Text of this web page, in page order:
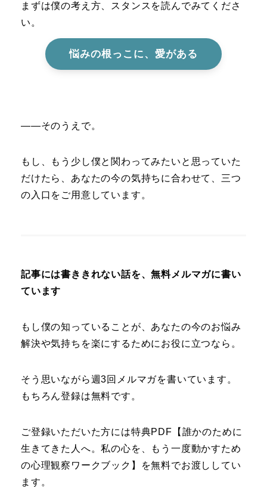
まずは僕の考え方、スタンスを読んでみてくださ
い。
悩みの根っこに、愛がある
――そのうえで。
もし、もう少し僕と関わってみたいと思っていた
だけたら、あなたの今の気持ちに合わせて、三つ
の入口をご用意しています。
記事には書ききれない話を、無料メルマガに書い
ています
もし僕の知っていることが、あなたの今のお悩み
解決や気持ちを楽にするためにお役に立つなら。
そう思いながら週3回メルマガを書いています。
もちろん登録は無料です。
ご登録いただいた方には特典PDF【誰かのために
生きてきた人へ。私の心を、もう一度動かすため
の心理観察ワークブック】を無料でお渡ししてい
ます。